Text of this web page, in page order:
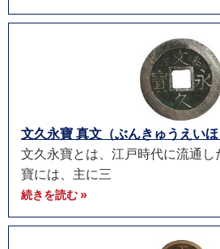
文久永寶 真文（ぶんきゅうえい
文久永寶とは、江戸時代に流通
寶には、主に三
続きを読む »